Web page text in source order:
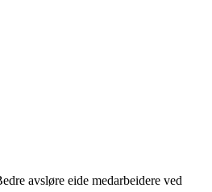
avsløre eide medarbeidere ved